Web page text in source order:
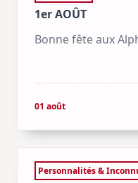
1er AOÛT
Bonne fête aux
01 août
Personnalités &